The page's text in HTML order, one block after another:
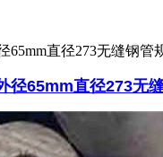
65mm直径273无缝钢管
径65mm直径273无